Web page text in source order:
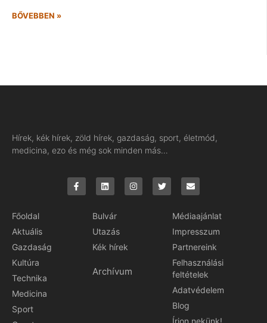
BŐVEBBEN »
Hírek, kék hírek, zöld hírek, gazdaság, sport, életmód,
medicina, ezo és még sok minden más…
Főoldal
Aktuális
Gazdaság
Kultúra
Technika
Medicina
Sport
Bulvár
Utazás
Kék hírek
Archívum
Médiaajánlat
Impresszum
Partnereink
Felhasználási
feltételek
Adatvédelem
Blog